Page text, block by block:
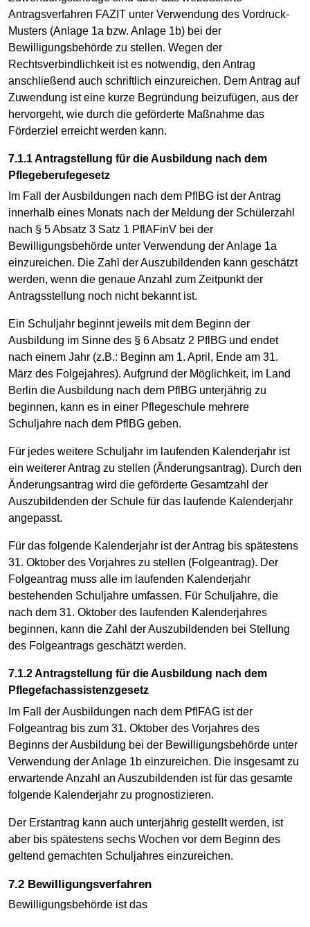
Antragsverfahren FAZIT unter Verwendung des Vordruck-
Musters (Anlage 1a bzw. Anlage 1b) bei der
Bewilligungsbehörde zu stellen. Wegen der
Rechtsverbindlichkeit ist es notwendig, den Antrag
anschließend auch schriftlich einzureichen. Dem Antrag auf
Zuwendung ist eine kurze Begründung beizufügen, aus der
hervorgeht, wie durch die geförderte Maßnahme das
Förderziel erreicht werden kann.
7.1.1 Antragstellung für die Ausbildung nach dem
Pflegeberufegesetz
Im Fall der Ausbildungen nach dem PflBG ist der Antrag
innerhalb eines Monats nach der Meldung der Schülerzahl
nach § 5 Absatz 3 Satz 1 PflAFinV bei der
Bewilligungsbehörde unter Verwendung der Anlage 1a
einzureichen. Die Zahl der Auszubildenden kann geschätzt
werden, wenn die genaue Anzahl zum Zeitpunkt der
Antragsstellung noch nicht bekannt ist.
Ein Schuljahr beginnt jeweils mit dem Beginn der
Ausbildung im Sinne des § 6 Absatz 2 PflBG und endet
nach einem Jahr (z.B.: Beginn am 1. April, Ende am 31.
März des Folgejahres). Aufgrund der Möglichkeit, im Land
Berlin die Ausbildung nach dem PflBG unterjährig zu
beginnen, kann es in einer Pflegeschule mehrere
Schuljahre nach dem PflBG geben.
Für jedes weitere Schuljahr im laufenden Kalenderjahr ist
ein weiterer Antrag zu stellen (Änderungsantrag). Durch den
Änderungsantrag wird die geförderte Gesamtzahl der
Auszubildenden der Schule für das laufende Kalenderjahr
angepasst.
Für das folgende Kalenderjahr ist der Antrag bis spätestens
31. Oktober des Vorjahres zu stellen (Folgeantrag). Der
Folgeantrag muss alle im laufenden Kalenderjahr
bestehenden Schuljahre umfassen. Für Schuljahre, die
nach dem 31. Oktober des laufenden Kalenderjahres
beginnen, kann die Zahl der Auszubildenden bei Stellung
des Folgeantrags geschätzt werden.
7.1.2 Antragstellung für die Ausbildung nach dem
Pflegefachassistenzgesetz
Im Fall der Ausbildungen nach dem PflFAG ist der
Folgeantrag bis zum 31. Oktober des Vorjahres des
Beginns der Ausbildung bei der Bewilligungsbehörde unter
Verwendung der Anlage 1b einzureichen. Die insgesamt zu
erwartende Anzahl an Auszubildenden ist für das gesamte
folgende Kalenderjahr zu prognostizieren.
Der Erstantrag kann auch unterjährig gestellt werden, ist
aber bis spätestens sechs Wochen vor dem Beginn des
geltend gemachten Schuljahres einzureichen.
7.2 Bewilligungsverfahren
Bewilligungsbehörde ist das